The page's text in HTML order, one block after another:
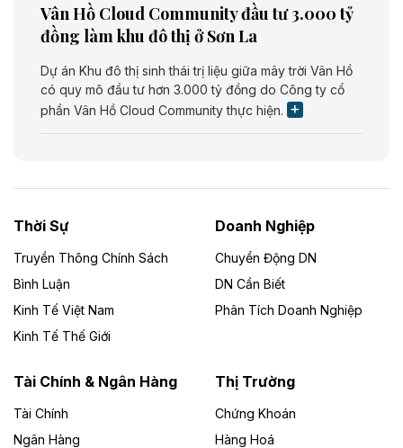
Vân Hồ Cloud Community đầu tư 3.000 tỷ
đồng làm khu đô thị ở Sơn La
Dự án Khu đô thị sinh thái trị liệu giữa mây trời Vân Hồ
có quy mô đầu tư hơn 3.000 tỷ đồng do Công ty cổ
phần Vân Hồ Cloud Community thực hiện.
Dự án Nhà máy xử lý rác và phát điện Bắc Giang do
Công ty TNHH Năng lượng môi trường Bắc Giang làm
Theo vietnamfinance.vn
Đức Long Gia Lai mở rộng ‘hệ sinh thái’
Lai
Bốn doanh nghiệp có sự góp vốn của Công ty Cổ
phần Tập đoàn Đức Long Gia Lai (HoSE: DLG) được
Thời Sự
Truyền Thông Chính Sách
Bình Luận
Kinh Tế Việt Nam
Kinh Tế Thế Giới
Doanh Nghiệp
Chuyển Động DN
DN Cần Biết
Phân Tích Doanh Nghiệp
Tài Chính & Ngân Hàng
Tài Chính
Ngân Hàng
Thị Trường
Chứng Khoán
Hàng Hoá